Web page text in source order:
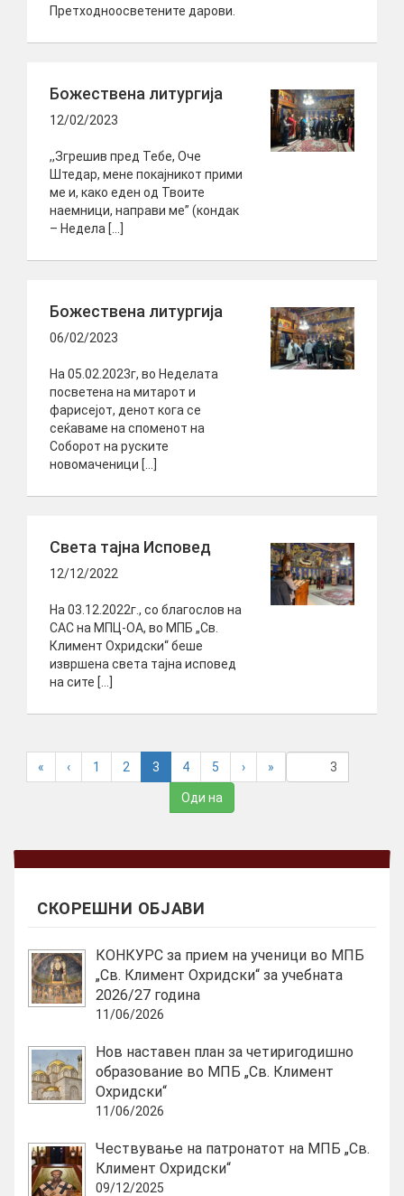
Претходноосветените дарови.
Божествена литургија
12/02/2023
,,Згрешив пред Тебе, Оче
Штедар, мене покајникот прими
ме и, како еден од Твоите
наемници, направи ме” (кондак
– Недела […]
Божествена литургија
06/02/2023
На 05.02.2023г, во Неделата
посветена на митарот и
фарисејот, денот кога се
сеќаваме на споменот на
Соборот на руските
новомаченици […]
Света тајна Исповед
12/12/2022
На 03.12.2022г., со благослов на
САС на МПЦ-ОА, во МПБ „Св.
Климент Охридски“ беше
извршена света тајна исповед
на сите […]
« ‹ 1 2 3
c
)
4 5 › »
СКОРЕШНИ ОБЈАВИ
КОНКУРС за прием на ученици во МПБ
„Св. Климент Охридски“ за учебната
2026/27 година
11/06/2026
Нов наставен план за четиригодишно
образование во МПБ „Св. Климент
Охридски“
11/06/2026
Чествување на патронатот на МПБ „Св.
Климент Охридски“
09/12/2025